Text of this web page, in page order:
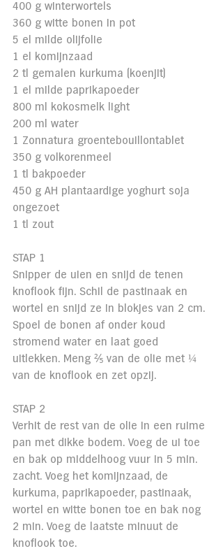
400 g winterwortels
360 g witte bonen in pot
5 el milde olijfolie
1 el komijnzaad
2 tl gemalen kurkuma (koenjit)
1 el milde paprikapoeder
800 ml kokosmelk light
200 ml water
1 Zonnatura groentebouillontablet
350 g volkorenmeel
1 tl bakpoeder
450 g AH plantaardige yoghurt soja
ongezoet
1 tl zout
STAP 1
Snipper de uien en snijd de tenen
knoflook fijn. Schil de pastinaak en
wortel en snijd ze in blokjes van 2 cm.
Spoel de bonen af onder koud
stromend water en laat goed
uitlekken. Meng ⅖ van de olie met ¼
van de knoflook en zet opzij.
STAP 2
Verhit de rest van de olie in een ruime
pan met dikke bodem. Voeg de ui toe
en bak op middelhoog vuur in 5 min.
zacht. Voeg het komijnzaad, de
kurkuma, paprikapoeder, pastinaak,
wortel en witte bonen toe en bak nog
2 min. Voeg de laatste minuut de
knoflook toe.